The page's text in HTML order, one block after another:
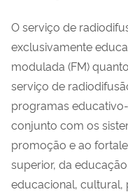
O serviço de
exclusivamente
modulada (FM)
serviço de
programas
conjunto com os
promoção e ao
superior, da
educacional, cultural,